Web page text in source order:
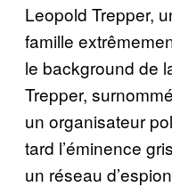
Leopold Trepper,
famille
le background de
Trepper,
un organisateur
tard l’éminence
un réseau